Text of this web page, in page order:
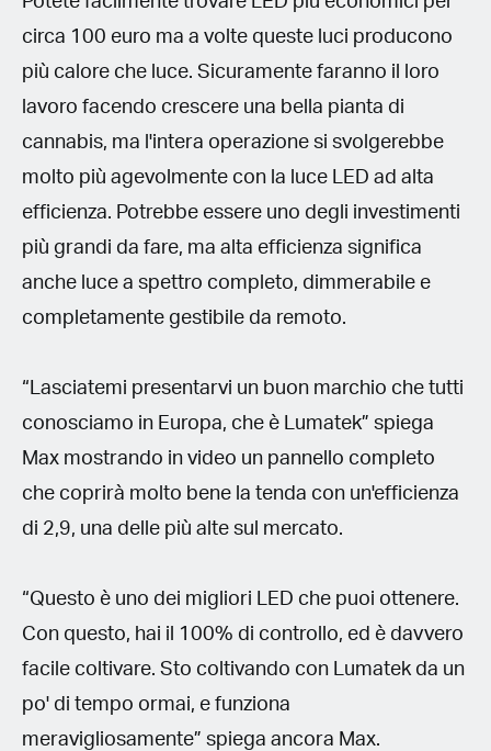
circa 100 euro ma a volte queste luci producono
più calore che luce. Sicuramente faranno il loro
lavoro facendo crescere una bella pianta di
cannabis, ma l'intera operazione si svolgerebbe
molto più agevolmente con la luce LED ad alta
efficienza. Potrebbe essere uno degli investimenti
più grandi da fare, ma alta efficienza significa
anche luce a spettro completo, dimmerabile e
completamente gestibile da remoto.
“Lasciatemi presentarvi un buon marchio che tutti
conosciamo in Europa, che è Lumatek” spiega
Max mostrando in video un pannello completo
che coprirà molto bene la tenda con un'efficienza
di 2,9, una delle più alte sul mercato.
“Questo è uno dei migliori LED che puoi ottenere.
Con questo, hai il 100% di controllo, ed è davvero
facile coltivare. Sto coltivando con Lumatek da un
po' di tempo ormai, e funziona
meravigliosamente” spiega ancora Max.